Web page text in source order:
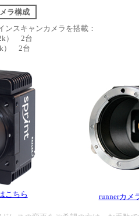
ラ構成
ンスキャンカメラを搭載：
2k） 2台
） 2台
こちら runnerカ